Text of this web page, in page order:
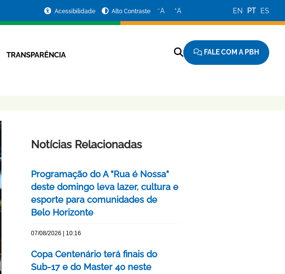
Acessibilidade Alto Contraste −A +A EN PT ES
TRANSPARÊNCIA FALE COM A PBH
Notícias Relacionadas
Programação do A "Rua é Nossa"
deste domingo leva lazer, cultura e
esporte para comunidades de
Belo Horizonte
07/08/2026 | 10:16
Copa Centenário terá finais do
Sub-17 e do Master 40 neste